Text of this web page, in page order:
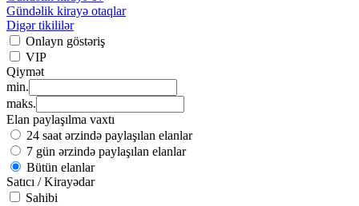
Gündəlik kirayə otaqlar
Digər tikililər
Onlayn göstəriş
VIP
Qiymət
min.
maks.
Elan paylaşılma vaxtı
24 saat ərzində paylaşılan elanlar
7 gün ərzində paylaşılan elanlar
Bütün elanlar
Satıcı / Kirayədar
Sahibi